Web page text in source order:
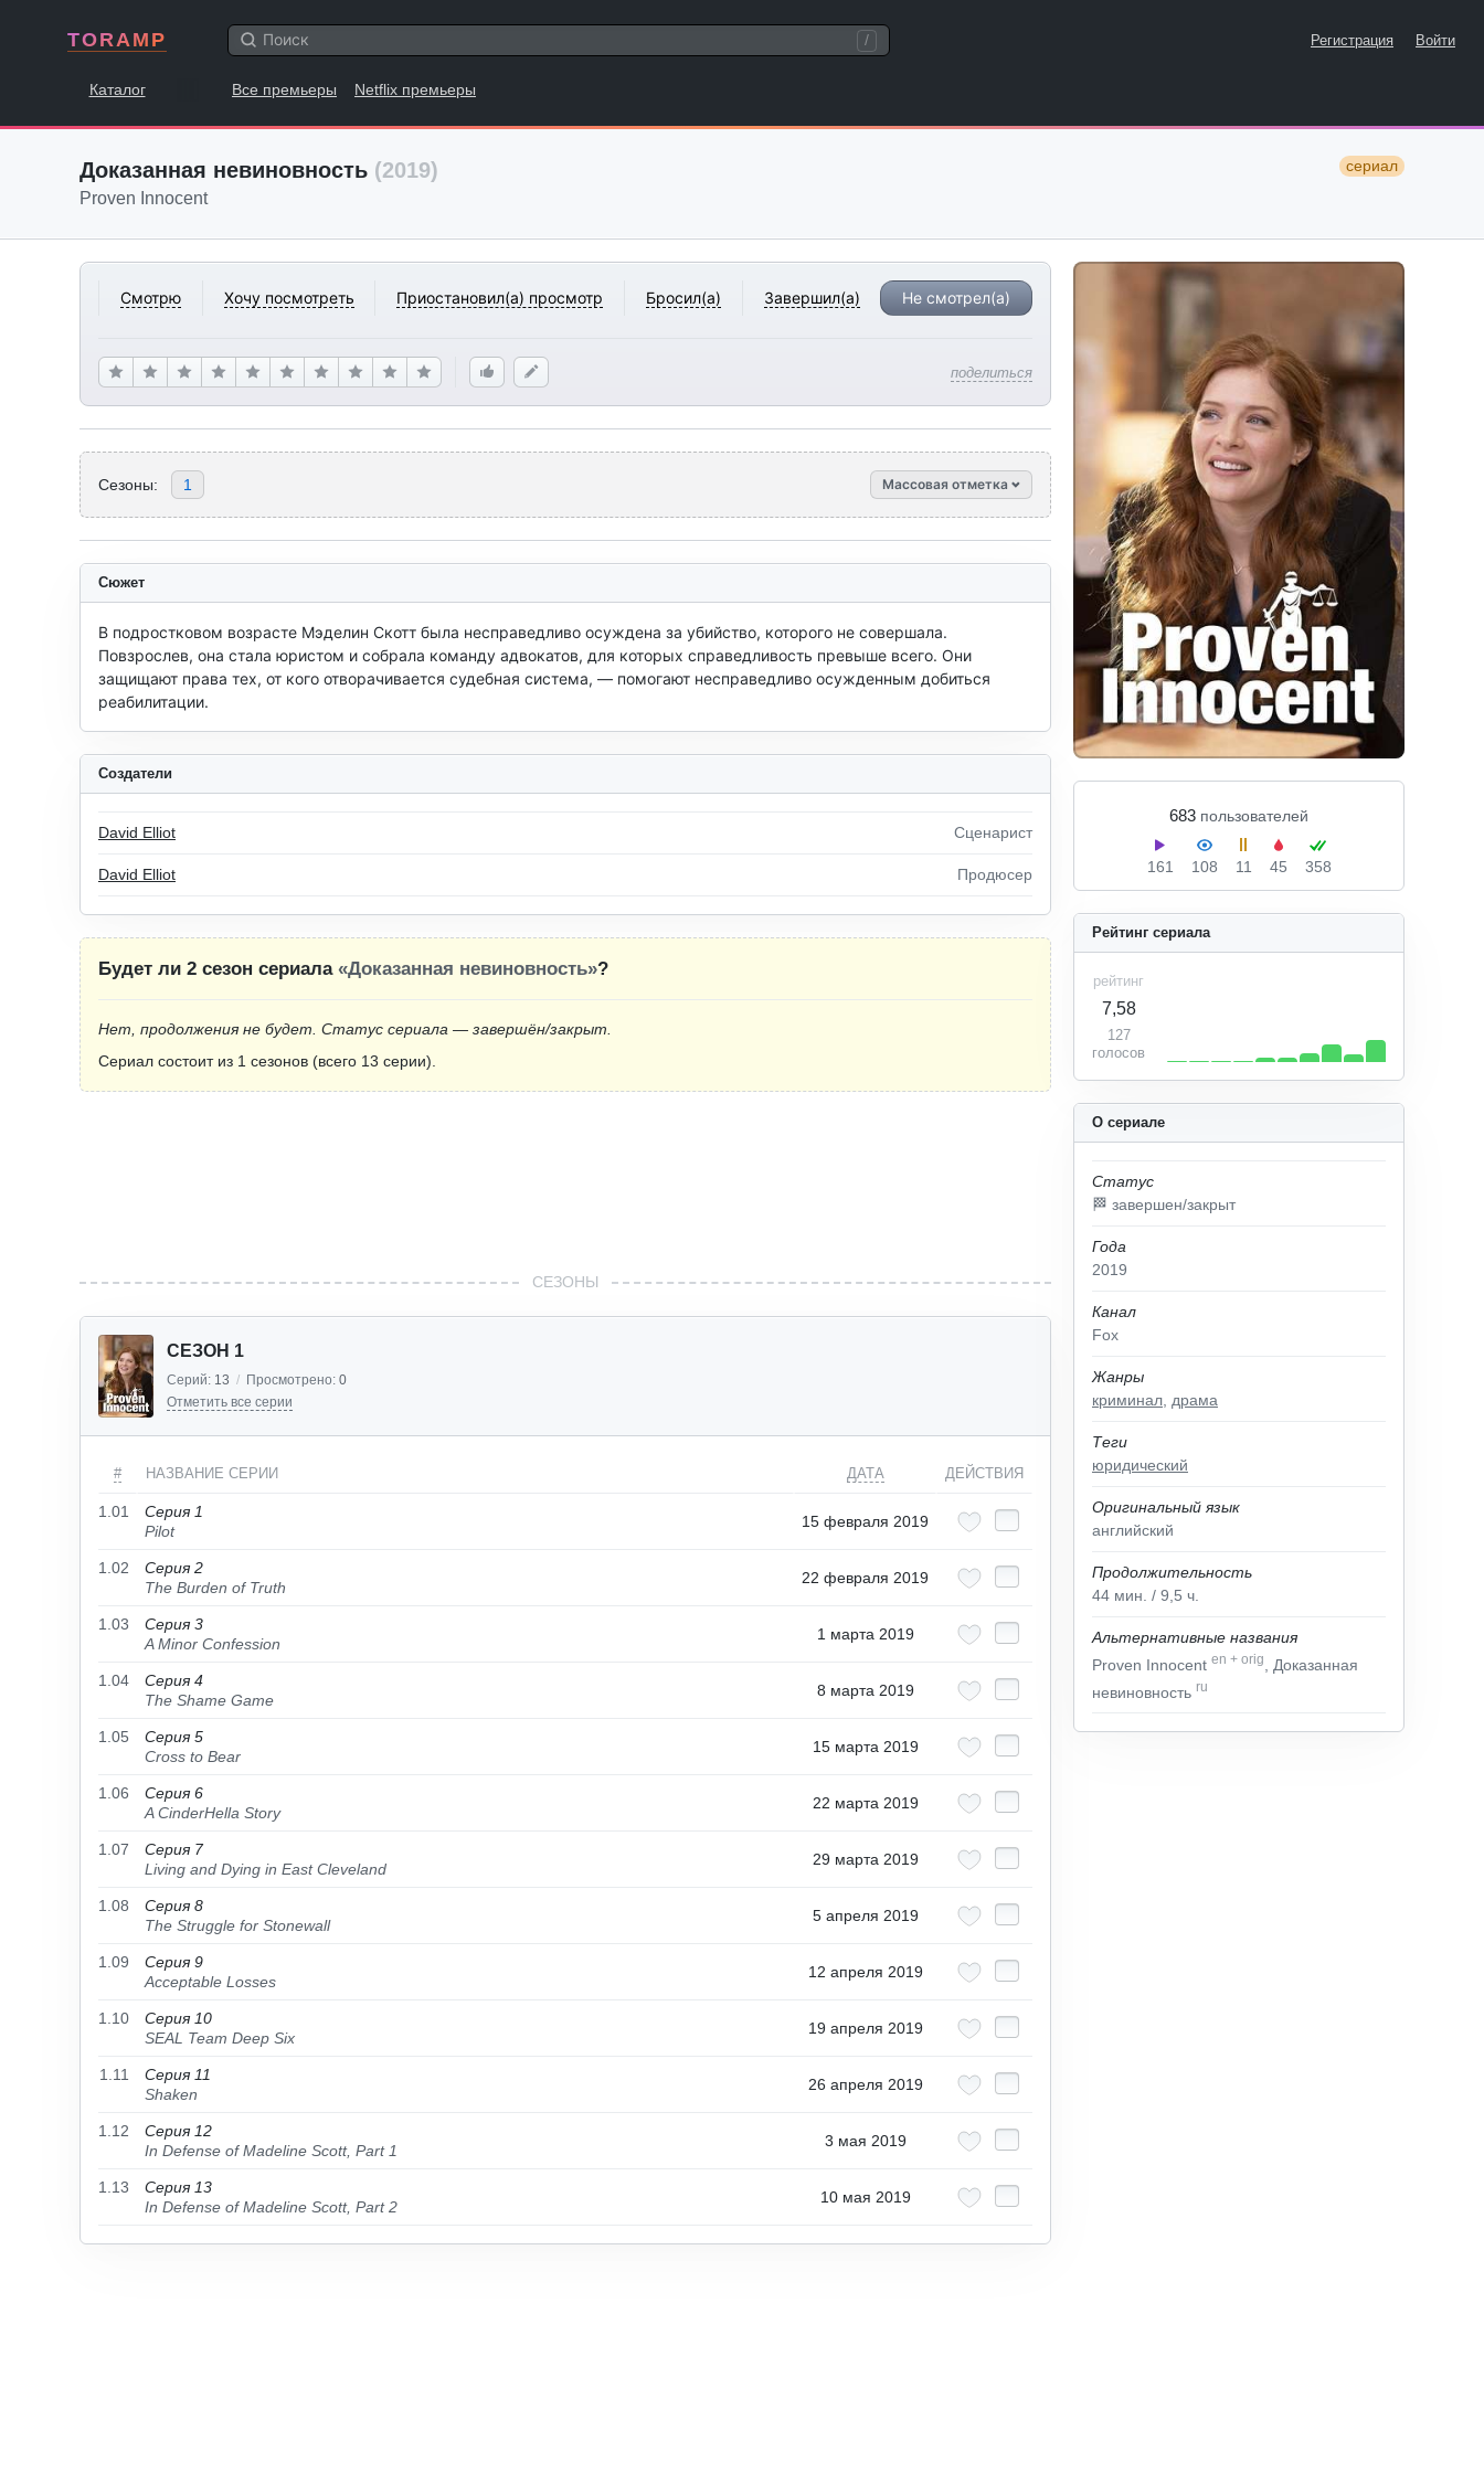
TORAMP / Регистрация Войти
Каталог Все премьеры Netflix премьеры
Доказанная невиновность (2019) сериал
Proven Innocent
Смотрю Хочу посмотреть Приостановил(а) просмотр Бросил(а) Завершил(а) Не смотрел(а)
поделиться
683 пользователей
161 108 11 45 358
Сезоны: 1 Массовая отметка
О сериале
Статус
🏁 завершен/закрыт
Года
2019
Канал
Fox
Жанры
криминал драма
Теги
юридический
Оригинальный язык
английский
Продолжительность
44 мин. / 9,5 ч.
Альтернативные названия
Proven Innocent en + orig
, Доказанная
невиновность ru
Рейтинг сериала
рейтинг
7,58
127
голосов
Сюжет
В подростковом возрасте Мэделин Скотт была несправедливо осуждена за убийство, которого не совершала.
Повзрослев, она стала юристом и собрала команду адвокатов, для которых справедливость превыше всего. Они
защищают права тех, от кого отворачивается судебная система, — помогают несправедливо осужденным добиться
реабилитации.
Создатели
David Elliot Сценарист
David Elliot Продюсер
Будет ли 2 сезон сериала «Доказанная невиновность»?
Нет, продолжения не будет. Статус сериала — завершён/закрыт.
Сериал состоит из 1 сезонов (всего 13 серии).
СЕЗОНЫ
СЕЗОН 1
Серий: 13 / Просмотрено: 0
Отметить все серии
# НАЗВАНИЕ СЕРИИ ДАТА ДЕЙСТВИЯ
1.01
Серия 1
Pilot
15 февраля 2019
1.02
Серия 2
The Burden of Truth
22 февраля 2019
1.03
Серия 3
A Minor Confession
1 марта 2019
1.04
Серия 4
The Shame Game
8 марта 2019
1.05
Серия 5
Cross to Bear
15 марта 2019
1.06
Серия 6
A CinderHella Story
22 марта 2019
1.07
Серия 7
Living and Dying in East Cleveland
29 марта 2019
1.08
Серия 8
The Struggle for Stonewall
5 апреля 2019
1.09
Серия 9
Acceptable Losses
12 апреля 2019
1.10
Серия 10
SEAL Team Deep Six
19 апреля 2019
1.11
Серия 11
Shaken
26 апреля 2019
1.12
Серия 12
In Defense of Madeline Scott, Part 1
3 мая 2019
1.13
Серия 13
In Defense of Madeline Scott, Part 2
10 мая 2019